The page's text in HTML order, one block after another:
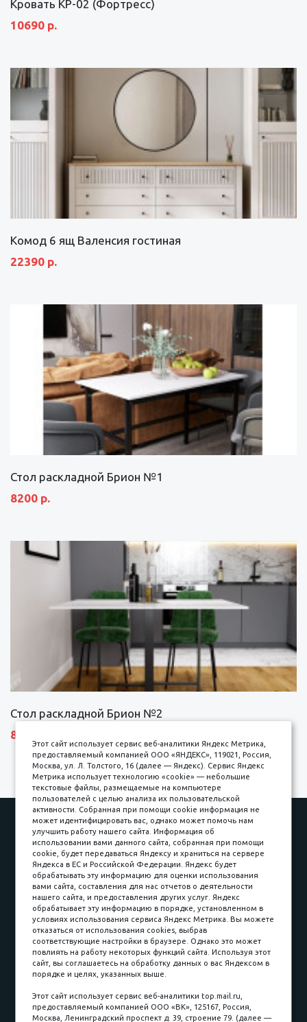
Кровать КР-02 (Фортресс)
10690 р.
Комод 6 ящ Валенсия гостиная
22390 р.
Стол раскладной Брион №1
8200 р.
Стол раскладной Брион №2
8690 р.
Наши работы
Оплата
Доставка и сборка
Гарантии
Карьера в компании
Контакты
Принимаем к оплате
Наличные
пл. Соляная, 6, стр. 16
8 (3822) 60-70-30
Этот сайт использует сервис веб-аналитики Яндекс Метрика,
предоставляемый компанией ООО «ЯНДЕКС», 119021, Россия,
Москва, ул. Л. Толстого, 16 (далее — Яндекс). Сервис Яндекс
Метрика использует технологию «cookie» — небольшие
текстовые файлы, размещаемые на компьютере
пользователей с целью анализа их пользовательской
активности. Собранная при помощи cookie информация не
может идентифицировать вас, однако может помочь нам
улучшить работу нашего сайта. Информация об
использовании вами данного сайта, собранная при помощи
cookie, будет передаваться Яндексу и храниться на сервере
Яндекса в ЕС и Российской Федерации. Яндекс будет
обрабатывать эту информацию для оценки использования
вами сайта, составления для нас отчетов о деятельности
нашего сайта, и предоставления других услуг. Яндекс
обрабатывает эту информацию в порядке, установленном в
условиях использования сервиса Яндекс Метрика. Вы можете
отказаться от использования cookies, выбрав
соответствующие настройки в браузере. Однако это может
повлиять на работу некоторых функций сайта. Используя этот
сайт, вы соглашаетесь на обработку данных о вас Яндексом в
порядке и целях, указанных выше.
Этот сайт использует сервис веб-аналитики top.mail.ru,
предоставляемый компанией ООО «ВК», 125167, Россия,
Москва, Ленинградский проспект д. 39, строение 79. (далее —